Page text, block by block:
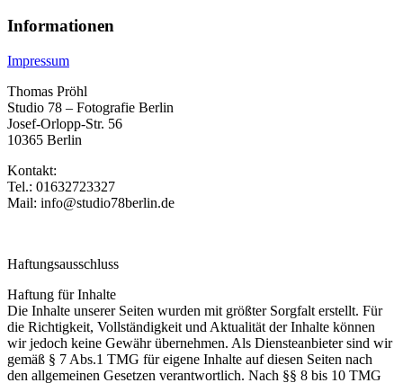
Informationen
Impressum
Thomas Pröhl
Studio 78 – Fotografie Berlin
Josef-Orlopp-Str. 56
10365 Berlin
Kontakt:
Tel.: 01632723327
Mail: info@studio78berlin.de
Haftungsausschluss
Haftung für Inhalte
Die Inhalte unserer Seiten wurden mit größter Sorgfalt erstellt. Für
die Richtigkeit, Vollständigkeit und Aktualität der Inhalte können
wir jedoch keine Gewähr übernehmen. Als Diensteanbieter sind wir
gemäß § 7 Abs.1 TMG für eigene Inhalte auf diesen Seiten nach
den allgemeinen Gesetzen verantwortlich. Nach §§ 8 bis 10 TMG